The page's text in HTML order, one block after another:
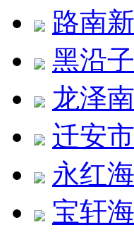
路南
黑沿
龙泽
迁安
永红
宝轩